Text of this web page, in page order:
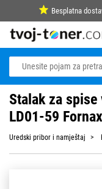
Besplatna
Stalak za
LD01-59
Uredski pribor i namještaj